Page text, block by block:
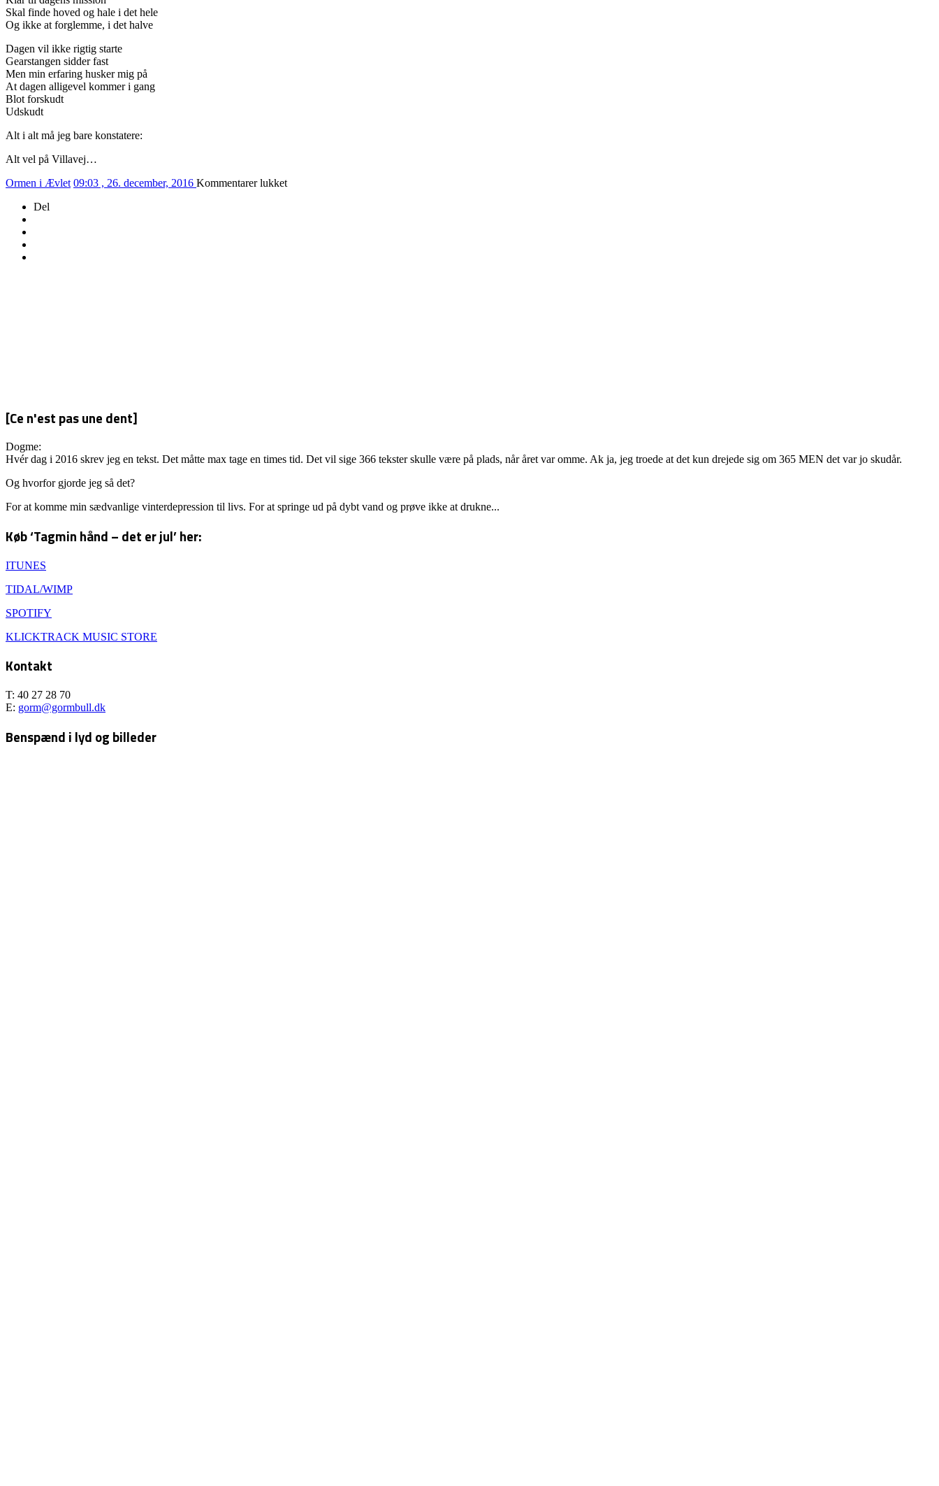
Skal finde hoved og hale i det hele
Og ikke at forglemme, i det halve
Dagen vil ikke rigtig starte
Gearstangen sidder fast
Men min erfaring husker mig på
At dagen alligevel kommer i gang
Blot forskudt
Udskudt
Alt i alt må jeg bare konstatere:
Alt vel på Villavej…
Ormen i Ævlet 09:03 , 26. december, 2016 Kommentarer lukkettil
Del
[Ce n'est pas une dent]
Dogme:
Hvér dag i 2016 skrev jeg en tekst. Det måtte max tage en times tid. Det vil sige 366 tekster skulle være på plads, når året var omme. Ak ja, jeg troede at det kun drejede sig om 365 MEN det var jo skudår.
Og hvorfor gjorde jeg så det?
For at komme min sædvanlige vinterdepression til livs. For at springe ud på dybt vand og prøve ikke at drukne...
Køb ‘Tagmin hånd – det er jul’ her:
ITUNES
TIDAL/WIMP
SPOTIFY
KLICKTRACK MUSIC STORE
Kontakt
T: 40 27 28 70
E: gorm@gormbull.dk
Benspænd i lyd og billeder